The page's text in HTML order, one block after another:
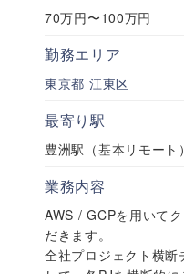
70万円〜100万円
勤務エリア
東京都 江東区
最寄り駅
豊洲駅（基本リモート）
業務内容
AWS / GCPを用いて
だきます。
全社プロジェクト横断